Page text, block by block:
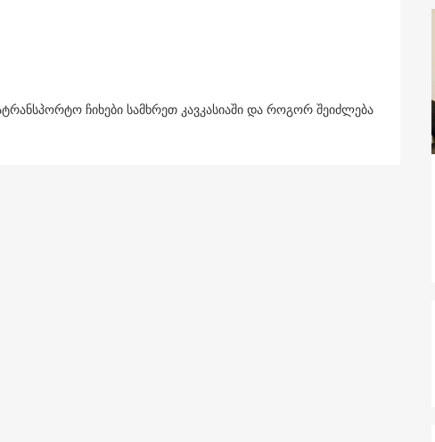
ჩიხები სამხრეთ კავკასიაში და როგორ შეიძლება